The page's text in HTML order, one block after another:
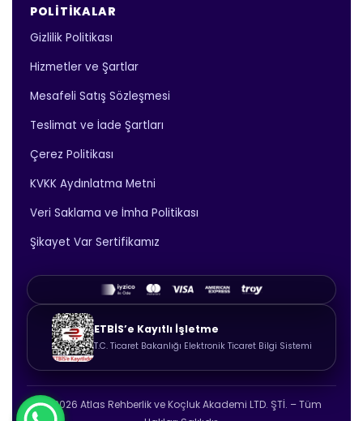
POLITIKALAR
Gizlilik Politikası
Hizmetler ve Şartlar
Mesafeli Satış Sözleşmesi
Teslimat ve İade Şartları
Çerez Politikası
KVKK Aydınlatma Metni
Veri Saklama ve İmha Politikası
Şikayet Var Sertifikamız
ETBİS’e Kayıtlı İşletme
T.C. Ticaret Bakanlığı Elektronik Ticaret Bilgi Sistemi
© 2026 Atlas Rehberlik ve Koçluk Akademi LTD. ŞTİ. – Tüm